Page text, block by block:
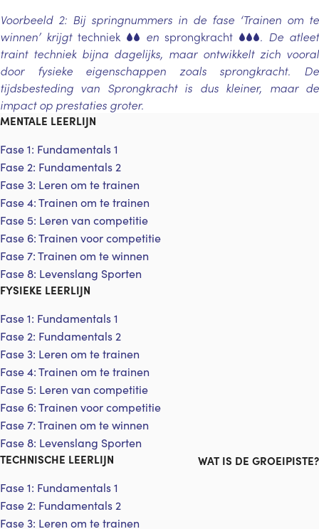
Voorbeeld 2: Bij springnummers in de fase ‘Trainen om te
winnen’ krijgttechniek ensprongkracht
. De atleet
traint techniek bijna dagelijks, maar ontwikkelt zich vooral
door fysieke eigenschappen zoals sprongkracht. De
tijdsbesteding van Sprongkracht is dus kleiner, maar de
impact op prestaties groter.
MENTALE LEERLIJN
Fase 1: Fundamentals 1
Fase 2: Fundamentals 2
Fase 3: Leren om te trainen
Fase 4: Trainen om te trainen
Fase 5: Leren van competitie
Fase 6: Trainen voor competitie
Fase 7: Trainen om te winnen
Fase 8: Levenslang Sporten
FYSIEKE LEERLIJN
Fase 1: Fundamentals 1
Fase 2: Fundamentals 2
Fase 3: Leren om te trainen
Fase 4: Trainen om te trainen
Fase 5: Leren van competitie
Fase 6: Trainen voor competitie
Fase 7: Trainen om te winnen
Fase 8: Levenslang Sporten
TECHNISCHE LEERLIJN
Fase 1: Fundamentals 1
Fase 2: Fundamentals 2
Fase 3: Leren om te trainen
WAT IS DE GROEIPISTE?